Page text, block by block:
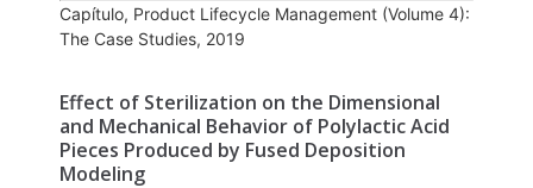
Capítulo, Product Lifecycle Management (Volume 4):
The Case Studies, 2019
Effect of Sterilization on the Dimensional
and Mechanical Behavior of Polylactic Acid
Pieces Produced by Fused Deposition
Modeling